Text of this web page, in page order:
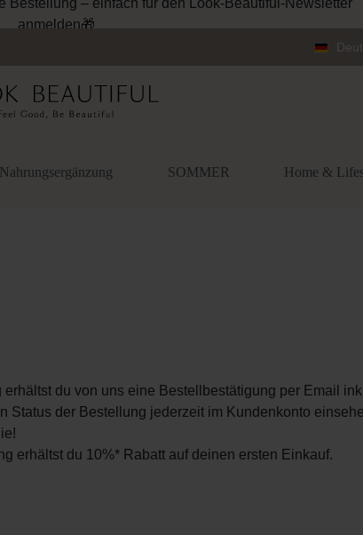
Bestellung – einfach für den Look-Beautiful-Newsletter
anmelden🎁
Nahrungsergänzung SOMMER Home &
du von uns eine Bestellbestätigung per Email
Status der Bestellung jederzeit im Kundenkonto
erhältst du 10%* Rabatt auf deinen ersten Einkauf.